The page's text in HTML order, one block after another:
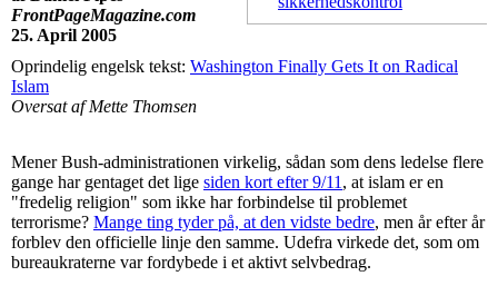
FrontPageMagazine.com
25. April 2005
Oprindelig engelsk tekst: Washington Finally Gets It on Radical
Islam
Oversat af Mette Thomsen
Mener Bush-administrationen virkelig, sådan som dens ledelse flere
gange har gentaget det lige siden kort efter 9/11 , at islam er en
"fredelig religion" som ikke har forbindelse til problemet
terrorisme? Mange ting tyder på, at den vidste bedre, men år efter år
forblev den officielle linje den samme. Udefra virkede det, som om
bureaukraterne var fordybede i et aktivt selvbedrag.